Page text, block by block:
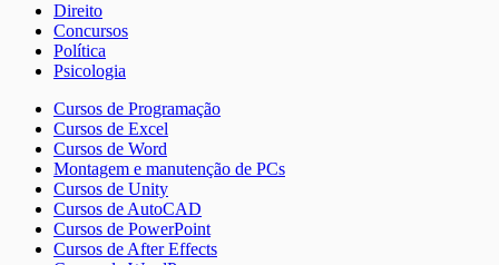
Direito
Concursos
Política
Psicologia
Cursos de Programação
Cursos de Excel
Cursos de Word
Montagem e manutenção de PCs
Cursos de Unity
Cursos de AutoCAD
Cursos de PowerPoint
Cursos de After Effects